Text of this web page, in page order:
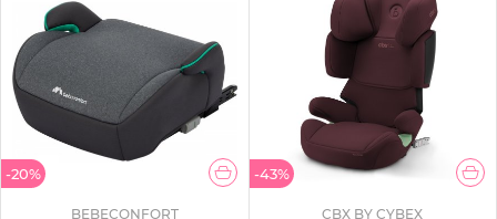
-20%
BEBECONFORT
-43%
CBX BY CYBEX